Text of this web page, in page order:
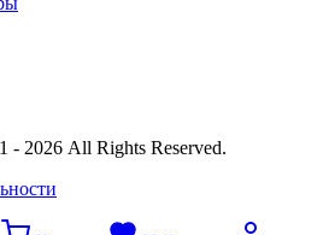
2026 All Rights Reserved.